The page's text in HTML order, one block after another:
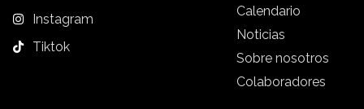
Instagram
Tiktok
Calendario
Noticias
Sobre nosotros
Colaboradores